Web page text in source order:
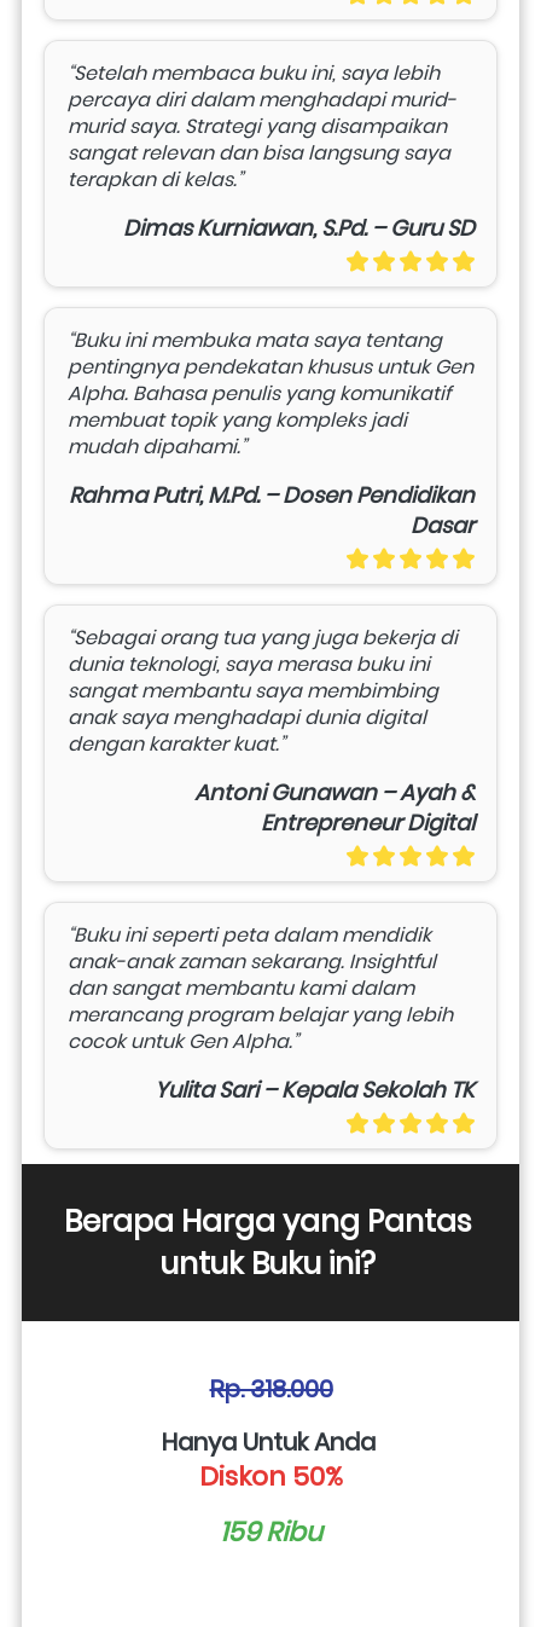
“Setelah membaca buku ini, saya lebih
percaya diri dalam menghadapi murid-
murid saya. Strategi yang disampaikan
sangat relevan dan bisa langsung saya
terapkan di kelas.”
Dimas Kurniawan, S.Pd. – Guru SD
“Buku ini membuka mata saya tentang
pentingnya pendekatan khusus untuk Gen
Alpha. Bahasa penulis yang komunikatif
membuat topik yang kompleks jadi
mudah dipahami.”
Rahma Putri, M.Pd. – Dosen Pendidikan
Dasar
“Sebagai orang tua yang juga bekerja di
dunia teknologi, saya merasa buku ini
sangat membantu saya membimbing
anak saya menghadapi dunia digital
dengan karakter kuat.”
Antoni Gunawan – Ayah &
Entrepreneur Digital
“Buku ini seperti peta dalam mendidik
anak-anak zaman sekarang. Insightful
dan sangat membantu kami dalam
merancang program belajar yang lebih
cocok untuk Gen Alpha.”
Yulita Sari – Kepala Sekolah TK
Berapa Harga yang Pantas
untuk Buku ini?
Rp. 318.000
Hanya Untuk Anda
Diskon 50%
159 Ribu